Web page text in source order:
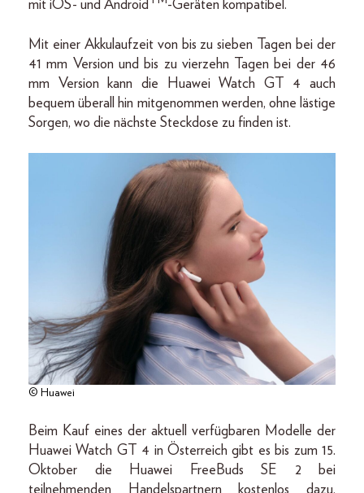
mit iOS- und Android
-Geräten kompatibel.
Mit einer Akkulaufzeit von bis zu sieben Tagen bei der
41 mm Version und bis zu vierzehn Tagen bei der 46
mm Version kann die Huawei Watch GT 4 auch
bequem überall hin mitgenommen werden, ohne lästige
Sorgen, wo die nächste Steckdose zu finden ist.
© Huawei
Beim Kauf eines der aktuell verfügbaren Modelle der
Huawei Watch GT 4 in Österreich gibt es bis zum 15.
Oktober die Huawei FreeBuds SE 2 bei
teilnehmenden Handelspartnern kostenlos dazu,